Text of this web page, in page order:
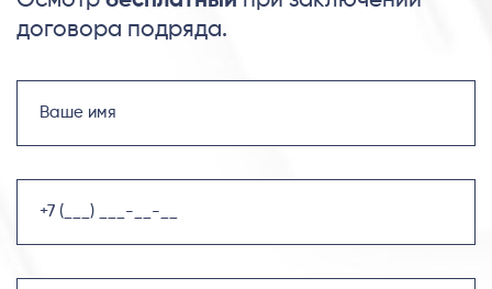
договора подряда.